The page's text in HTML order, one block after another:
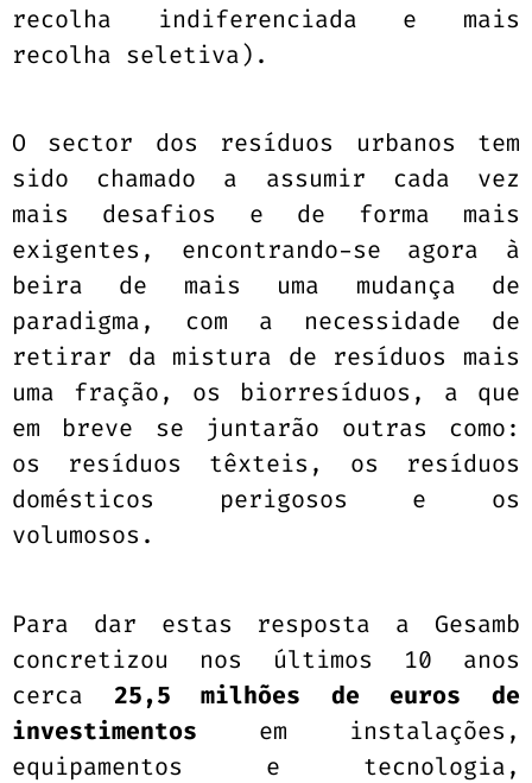
recolha indiferenciada e mais
recolha seletiva).
O sector dos resíduos urbanos tem
sido chamado a assumir cada vez
mais desafios e de forma mais
exigentes, encontrando-se agora à
beira de mais uma mudança de
paradigma, com a necessidade de
retirar da mistura de resíduos mais
uma fração, os biorresíduos, a que
em breve se juntarão outras como:
os resíduos têxteis, os resíduos
domésticos perigosos e os
volumosos.
Para dar estas resposta a Gesamb
concretizou nos últimos 10 anos
cerca 25,5 milhões de euros de
investimentos em instalações,
equipamentos e tecnologia,